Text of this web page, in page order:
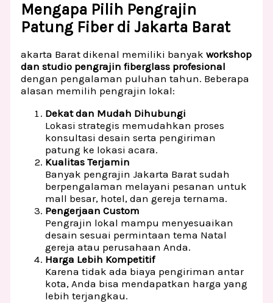
Mengapa Pilih Pengrajin
Patung Fiber di Jakarta Barat
akarta Barat dikenal memiliki banyakworkshop
dan studio pengrajin fiberglass profesional
dengan pengalaman puluhan tahun. Beberapa
alasan memilih pengrajin lokal:
Dekat dan Mudah Dihubungi
Lokasi strategis memudahkan proses
konsultasi desain serta pengiriman
patung ke lokasi acara.
Kualitas Terjamin
Banyak pengrajin Jakarta Barat sudah
berpengalaman melayani pesanan untuk
mall besar, hotel, dan gereja ternama.
Pengerjaan Custom
Pengrajin lokal mampu menyesuaikan
desain sesuai permintaan tema Natal
gereja atau perusahaan Anda.
Harga Lebih Kompetitif
Karena tidak ada biaya pengiriman antar
kota, Anda bisa mendapatkan harga yang
lebih terjangkau.